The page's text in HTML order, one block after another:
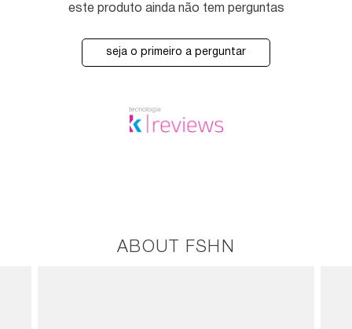
este produto ainda não tem perguntas
seja o primeiro a perguntar
ABOUT FSHN